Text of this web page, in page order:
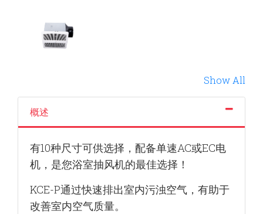
Show All
概述
有10种尺寸可供选择，配备单速AC或EC电
机， 是您浴室抽风机的最佳选择！
KCE-P通过快速排出室内污浊空气，有助于
改善室内空气质量。